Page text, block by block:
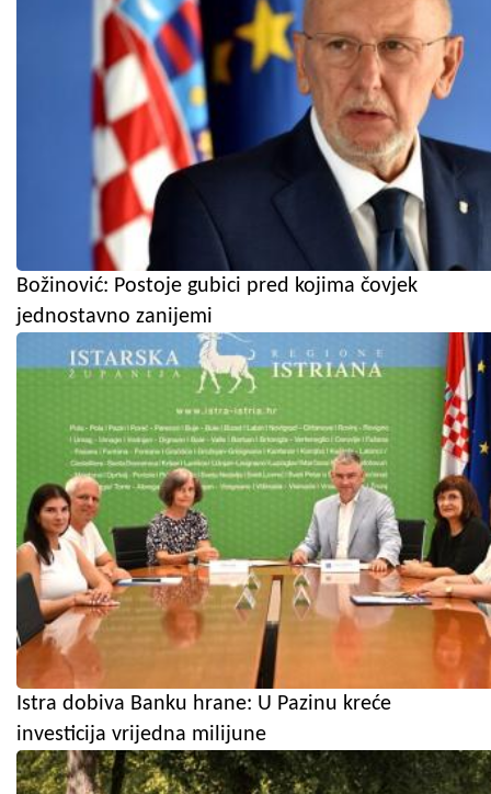
Božinović: Postoje gubici pred kojima čovjek
jednostavno zanijemi
Istra dobiva Banku hrane: U Pazinu kreće
investicija vrijedna milijune